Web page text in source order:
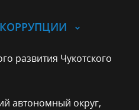
развития Чукотского
автономный округ,